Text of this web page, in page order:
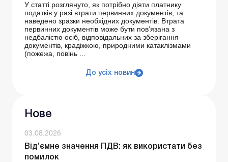
У статті розглянуто, як потрібно діяти платнику
податків у разі втрати первинних документів, та
наведено зразки необхідних документів. Втрата
первинних документів може бути пов’язана з
недбалістю осіб, відповідальних за зберігання
документів, крадіжкою, природними катаклізмами
(пожежа, повінь ...
До усіх новин
Нове
03.08.2026
Від’ємне значення ПДВ: як використати без
помилок